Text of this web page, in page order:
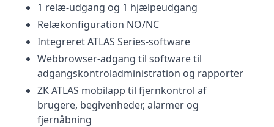
1 relæ-udgang og 1 hjælpeudgang
Relækonfiguration NO/NC
Integreret ATLAS Series-software
Webbrowser-adgang til software til
adgangskontroladministration og rapporter
ZK ATLAS mobilapp til fjernkontrol af
brugere, begivenheder, alarmer og
fjernåbning